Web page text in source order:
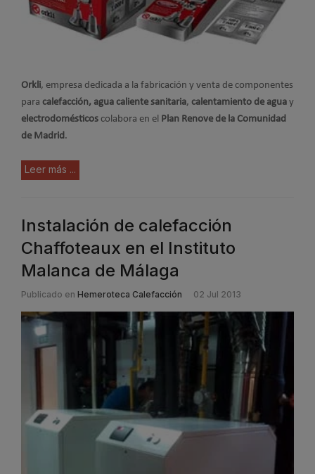
Orkli, empresa dedicada a la fabricación y venta de componentes
para calefacción, agua caliente sanitaria, calentamiento de agua y
electrodomésticos colabora en el Plan Renove de la Comunidad
de Madrid .
Leer más ...
Instalación de calefacción
Chaffoteaux en el Instituto
Malanca de Málaga
Publicado en Hemeroteca Calefacción 02 Jul 2013